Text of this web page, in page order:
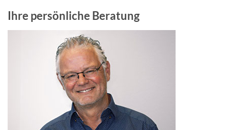
Ihre persönliche Beratung